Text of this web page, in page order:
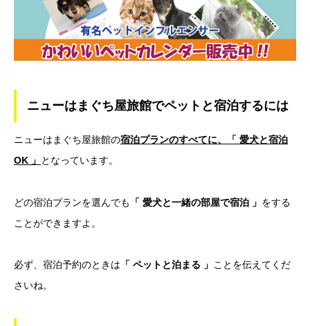
ニューはまぐち屋旅館でペットと宿泊するには
ニューはまぐち屋旅館の宿泊プランのすべてに、「 愛犬と宿泊
OK 」 となっています。
どの宿泊プランを選んでも 「 愛犬と一緒の部屋で宿泊 」 をする
ことができますよ。
必ず、宿泊予約のときは 「 ペットと泊まる 」 ことを伝えてくだ
さいね。